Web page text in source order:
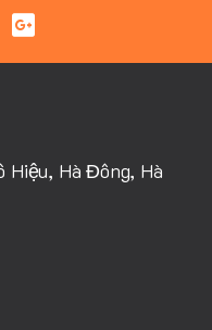
Hiệu, Hà Đông, Hà